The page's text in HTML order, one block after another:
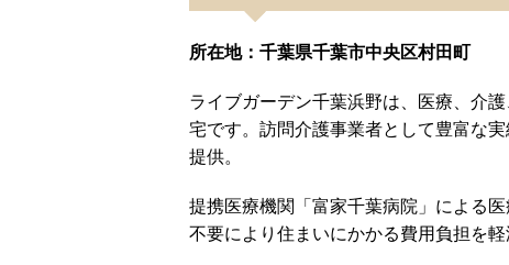
所在地：千葉県千葉市中央区村田町
ライブガーデン千葉浜野は、医療、介
宅です。訪問介護事業者として豊富な
提供。
提携医療機関「富家千葉病院」による
不要により住まいにかかる費用負担を軽